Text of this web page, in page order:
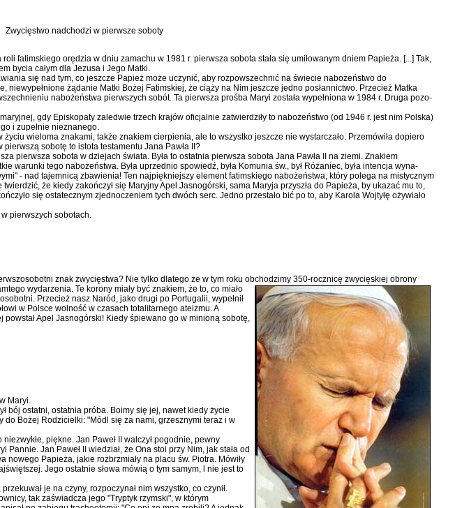
Zwycięstwo nadchodzi w pierwsze soboty
fatimskiego orędzia w dniu za­machu w 1981 r. pierwsza sobota stała się umiłowanym dniem Papieża. [...] Tak,
bycia ca­łym dla Jezusa i Jego Matki.
się nad tym, co jeszcze Papież może uczynić, aby rozpowszechnić na świecie nabożeństwo do
niewy­pełnione żądanie Matki Bożej Fatim­skiej, że ciąży na Nim jeszcze jedno posłannictwo. Przecież Matka
nabożeństwa pierwszych so­bót. Ta pierwsza prośba Maryi zosta­ła wypełniona w 1984 r. Druga pozo­
gdy Episkopaty zaledwie trzech krajów oficjalnie zatwierdziły to nabożeństwo (od 1946 r. jest nim Polska)
i zupełnie nieznanego.
życiu wieloma znakami, także znakiem cierpienia, ale to wszystko jeszcze nie wystarczało. Przemówiła dopiero
sobotę to istota testamentu Jana Pawła II?
pierwsza sobota w dziejach świa­ta. Była to ostatnia pierwsza sobota Jana Pawła II na ziemi. Znakiem
warunki tego nabożeństwa. Była uprzednio spowiedź, była Komunia św., był Różaniec, była intencja wyna­
- nad tajemnicą zbawienia! Ten najpiękniejszy element fatimskiego nabożeństwa, który pole­ga na mistycznym
że kiedy zakończył się Maryjny Apel Jasnogórski, sama Maryja przyszła do Papieża, by ukazać mu to,
się ostatecznym zjednocze­niem tych dwóch serc. Jedno przesta­ło bić po to, aby Karola Wojtyłę oży­wiało
pierwszych sobotach.
znak zwy­cięstwa? Nie tylko dlatego że w tym roku obchodzimy 350-rocznicę zwy­cięskiej obrony
wyda­rzenia. Te korony miały być znakiem, że to, co miało
Przecież nasz Naród, jako drugi po Portugalii, wypełnił
w Polsce wolność w czasach totali­tarnego ateizmu. A
Apel Ja­snogórski! Kiedy śpiewano go w mi­nioną sobotę,
Maryi.
bój ostatni, ostatnia próba. Boimy się jej, nawet kiedy ży­cie
Bożej Rodzi­cielki: "Módl się za nami, grzesznymi teraz i w
piękne. Jan Paweł II walczył pogodnie, pew­ny
Jan Pa­weł II wiedział, że Ona stoi przy Nim, jak stała od
Papieża, jakie rozbrzmiały na placu św. Piotra. Mówiły
Jego ostatnie słowa mówią o tym samym, l nie jest to
je na czyny, rozpoczynał nim wszystko, co czynił.
tak zaświadcza jego "Try­ptyk rzymski", w którym